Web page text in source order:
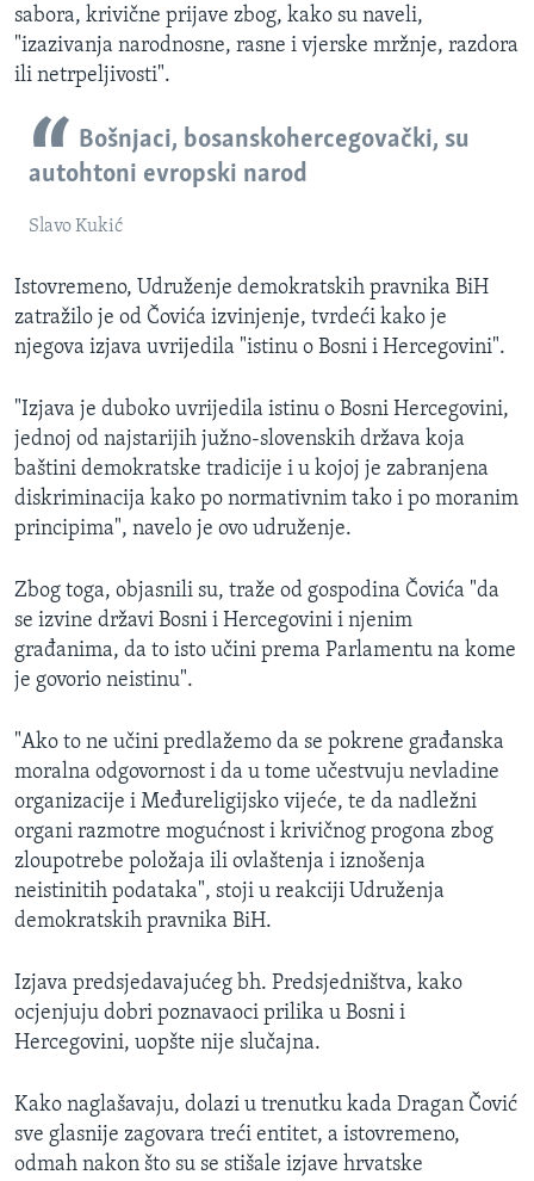
sabora, krivične prijave zbog, kako su naveli,
"izazivanja narodnosne, rasne i vjerske mržnje, razdora
ili netrpeljivosti".
Bošnjaci, bosanskohercegovački, su
autohtoni evropski narod
Slavo Kukić
Istovremeno, Udruženje demokratskih pravnika BiH
zatražilo je od Čovića izvinjenje, tvrdeći kako je
njegova izjava uvrijedila "istinu o Bosni i Hercegovini".
"Izjava je duboko uvrijedila istinu o Bosni Hercegovini,
jednoj od najstarijih južno-slovenskih država koja
baštini demokratske tradicije i u kojoj je zabranjena
diskriminacija kako po normativnim tako i po moranim
principima", navelo je ovo udruženje.
Zbog toga, objasnili su, traže od gospodina Čovića "da
se izvine državi Bosni i Hercegovini i njenim
građanima, da to isto učini prema Parlamentu na kome
je govorio neistinu".
"Ako to ne učini predlažemo da se pokrene građanska
moralna odgovornost i da u tome učestvuju nevladine
organizacije i Međureligijsko vijeće, te da nadležni
organi razmotre mogućnost i krivičnog progona zbog
zloupotrebe položaja ili ovlaštenja i iznošenja
neistinitih podataka", stoji u reakciji Udruženja
demokratskih pravnika BiH.
Izjava predsjedavajućeg bh. Predsjedništva, kako
ocjenjuju dobri poznavaoci prilika u Bosni i
Hercegovini, uopšte nije slučajna.
Kako naglašavaju, dolazi u trenutku kada Dragan Čović
sve glasnije zagovara treći entitet, a istovremeno,
odmah nakon što su se stišale izjave hrvatske